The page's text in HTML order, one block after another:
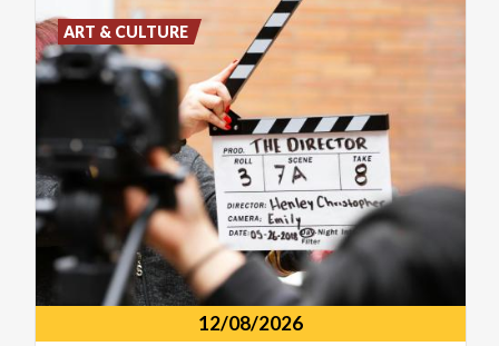
12/08/2026
ART & CULTURE